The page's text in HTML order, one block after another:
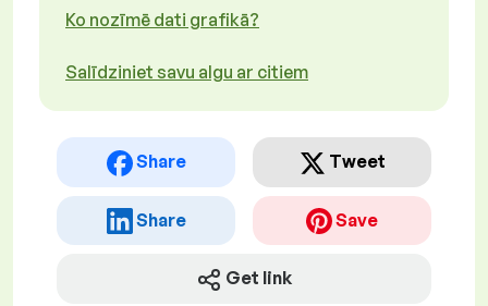
Ko nozīmē dati grafikā?
Salīdziniet savu algu ar citiem
Share Tweet
Share Save
Get link